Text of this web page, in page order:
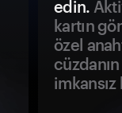
edin.
kartın
özel